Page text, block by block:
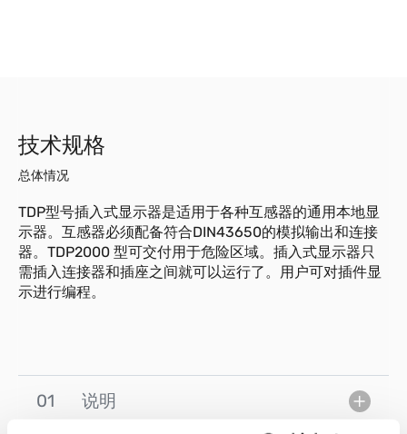
技术规格
总体情况
TDP型号插入式显示器是适用于各种互感器的通用本地显
示器。互感器必须配备符合DIN43650的模拟输出和连接
器。TDP2000 型可交付用于危险区域。插入式显示器只
需插入连接器和插座之间就可以运行了。用户可对插件显
示进行编程。
01 说明